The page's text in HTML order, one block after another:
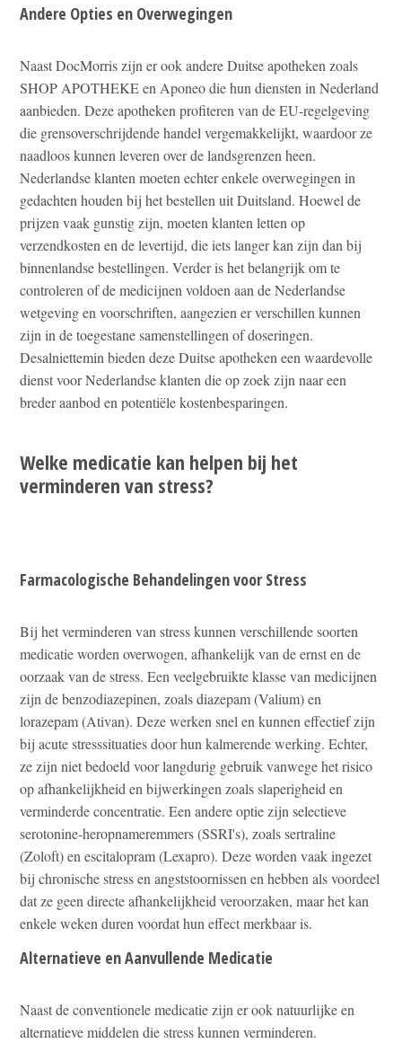
Andere Opties en Overwegingen
Naast DocMorris zijn er ook andere Duitse apotheken zoals
SHOP APOTHEKE en Aponeo die hun diensten in Nederland
aanbieden. Deze apotheken profiteren van de EU-regelgeving
die grensoverschrijdende handel vergemakkelijkt, waardoor ze
naadloos kunnen leveren over de landsgrenzen heen.
Nederlandse klanten moeten echter enkele overwegingen in
gedachten houden bij het bestellen uit Duitsland. Hoewel de
prijzen vaak gunstig zijn, moeten klanten letten op
verzendkosten en de levertijd, die iets langer kan zijn dan bij
binnenlandse bestellingen. Verder is het belangrijk om te
controleren of de medicijnen voldoen aan de Nederlandse
wetgeving en voorschriften, aangezien er verschillen kunnen
zijn in de toegestane samenstellingen of doseringen.
Desalniettemin bieden deze Duitse apotheken een waardevolle
dienst voor Nederlandse klanten die op zoek zijn naar een
breder aanbod en potentiële kostenbesparingen.
Welke medicatie kan helpen bij het
verminderen van stress?
Farmacologische Behandelingen voor Stress
Bij het verminderen van stress kunnen verschillende soorten
medicatie worden overwogen, afhankelijk van de ernst en de
oorzaak van de stress. Een veelgebruikte klasse van medicijnen
zijn de benzodiazepinen, zoals diazepam (Valium) en
lorazepam (Ativan). Deze werken snel en kunnen effectief zijn
bij acute stresssituaties door hun kalmerende werking. Echter,
ze zijn niet bedoeld voor langdurig gebruik vanwege het risico
op afhankelijkheid en bijwerkingen zoals slaperigheid en
verminderde concentratie. Een andere optie zijn selectieve
serotonine-heropnameremmers (SSRI's), zoals sertraline
(Zoloft) en escitalopram (Lexapro). Deze worden vaak ingezet
bij chronische stress en angststoornissen en hebben als voordeel
dat ze geen directe afhankelijkheid veroorzaken, maar het kan
enkele weken duren voordat hun effect merkbaar is.
Alternatieve en Aanvullende Medicatie
Naast de conventionele medicatie zijn er ook natuurlijke en
alternatieve middelen die stress kunnen verminderen.